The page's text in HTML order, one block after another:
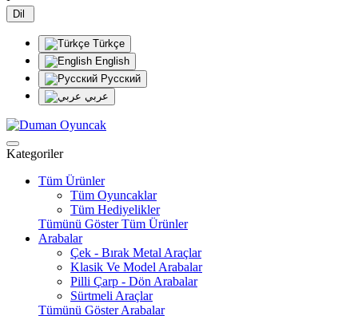
Dil
Türkçe
English
Русский
عربي
Kategoriler
Tüm Ürünler
Tüm Oyuncaklar
Tüm Hediyelikler
Tümünü Göster Tüm Ürünler
Arabalar
Çek - Bırak Metal Araçlar
Klasik Ve Model Arabalar
Pilli Çarp - Dön Arabalar
Sürtmeli Araçlar
Tümünü Göster Arabalar